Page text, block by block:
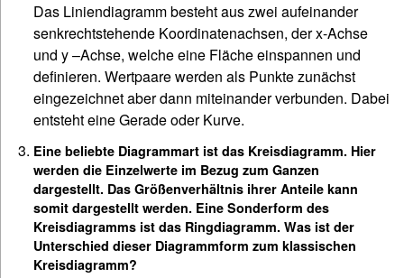
Das Liniendiagramm besteht aus zwei aufeinander
senkrechtstehende Koordinatenachsen, der x-Achse
und y –Achse, welche eine Fläche einspannen und
definieren. Wertpaare werden als Punkte zunächst
eingezeichnet aber dann miteinander verbunden. Dabei
entsteht eine Gerade oder Kurve.
Eine beliebte Diagrammart ist das Kreisdiagramm. Hier
werden die Einzelwerte im Bezug zum Ganzen
dargestellt. Das Größenverhältnis ihrer Anteile kann
somit dargestellt werden. Eine Sonderform des
Kreisdiagramms ist das Ringdiagramm. Was ist der
Unterschied dieser Diagrammform zum klassischen
Kreisdiagramm?